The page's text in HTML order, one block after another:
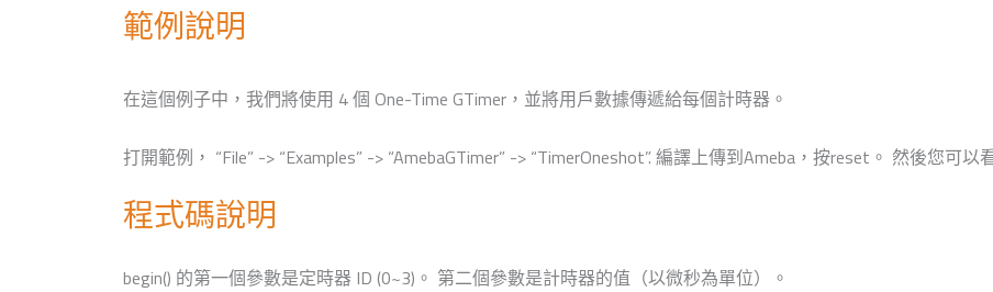
範例說明
在這個例子中，我們將使用 4 個 One-Time GTimer，並將用戶數據傳遞給每個計時器。
打開範例， “File” -> “Examples” -> “AmebaGTimer” -> “TimerOneshot”. 編譯上傳到Ameba，按reset。 然後您可
程式碼說明
begin() 的第一個參數是定時器 ID (0~3)。 第二個參數是計時器的值（以微秒為單位）。